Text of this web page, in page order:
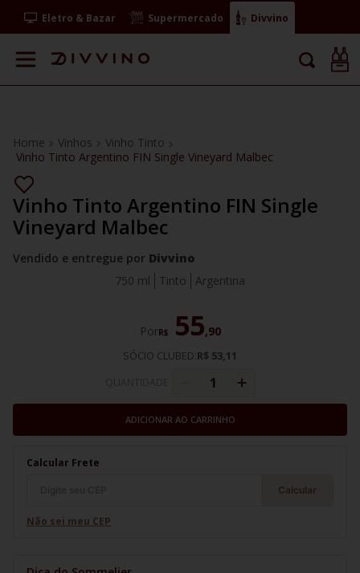
Eletro & Bazar Supermercado Divvino
Vinhos
Vinho Tinto
Vinho Tinto Argentino FIN Single Vineyard Malbec
Vinho Tinto Argentino FIN Single
Vineyard Malbec
Vendido e entregue por Divvino
Tinto
Argentina
750 ml
PorR$ 55,90
SÓCIO CLUBED:R$ 53,11
ADICIONAR AO CARRINHO
Calcular Frete
Calcular
Não sei meu CEP